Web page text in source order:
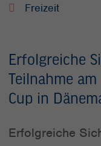
Freizeit
Erfolgreiche
Teilnahme am
Cup in
Erfolgreiche